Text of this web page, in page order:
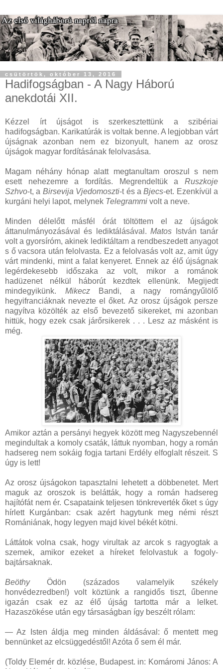
csütörtök, október 13, 2016
Hadifogságban - A Nagy Háború
anekdotái XII.
Kézzel írt újságot is szerkesztettünk a szibériai
hadifogságban. Karikatúrák is voltak benne. A legjobban várt
újságnak azonban nem ez bizonyult, hanem az orosz
újságok magyar fordításának felolvasása.
Magam néhány hónap alatt megtanultam oroszul s nem
esett nehezemre a fordítás. Megrendeltük a Ruszkoje
Szhvo-t, a Birsevija Vjedomoszti-t és aBjecs-et. Ezenkívül a
kurgáni helyi lapot, melynek Telegrammi volt a neve.
Minden délelőtt másfél órát töltöttem el az újságok
áttanulmányozásával és lediktálásával.Matos István tanár
volt a gyorsíróm, akinek lediktáltam a rendbeszedett anyagot
s ő vacsora után felolvasta. Ez a felolvasás volt az, amit úgy
várt mindenki, mint a falat kenyeret. Ennek az élő újságnak
legérdekesebb időszaka az volt, mikor a románok
hadüzenet nélkül háborút kezdtek ellenünk. Megijedt
mindegyikünk. MikeczBandi, a nagy romángyűlölő
hegyifranciáknak nevezte el őket. Az orosz újságok persze
nagyítva közölték az első bevezető sikereket, mi azonban
hittük, hogy ezek csak járőrsikerek . . . Lesz az másként is
még.
Amikor aztán a persányi hegyek között meg Nagyszebennél
megindultak a komoly csaták, láttuk nyomban, hogy a román
hadsereg nem sokáig fogja tartani Erdély elfoglalt részeit. S
úgy is lett!
Az orosz újságokon tapasztalni lehetett a döbbenetet. Mert
maguk az oroszok is belátták, hogy a román hadsereg
hajítófát nem ér. Csapataink teljesen tönkreverték őket s úgy
hírlett Kurgánban: csak azért hagytunk meg némi részt
Romániának, hogy legyen majd kivel békét kötni.
Láttátok volna csak, hogy virultak az arcok s ragyogtak a
szemek, amikor ezeket a híreket felolvastuk a fogoly-
bajtársaknak.
BeöthyÖdön (százados valamelyik székely
honvédezredben!) volt köztünk a rangidős tiszt, űbenne
igazán csak ez az élő újság tartotta már a lelket.
Hazaszökése után egy társaságban így beszélt rólam:
— Az Isten áldja meg minden áldásával: ő mentett meg
bennünket az elcsüggedéstől! Azóta ő sem él már.
(Toldy Elemér dr. közlése, Budapest. in: Komáromi János: A